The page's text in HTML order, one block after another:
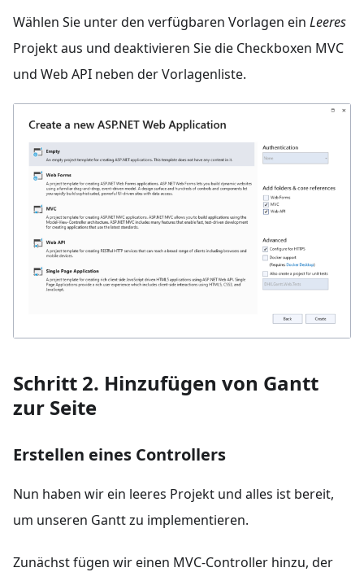
Wählen Sie unter den verfügbaren Vorlagen ein Leeres
Projekt aus und deaktivieren Sie die Checkboxen MVC
und Web API neben der Vorlagenliste.
Schritt 2. Hinzufügen von Gantt
zur Seite
Erstellen eines Controllers
Nun haben wir ein leeres Projekt und alles ist bereit,
um unseren Gantt zu implementieren.
Zunächst fügen wir einen MVC-Controller hinzu, der